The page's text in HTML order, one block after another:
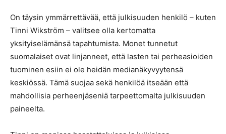
On täysin ymmärrettävää, että julkisuuden henkilö – kuten
Tinni Wikström – valitsee olla kertomatta
yksityiselämänsä tapahtumista. Monet tunnetut
suomalaiset ovat linjanneet, että lasten tai perheasioiden
tuominen esiin ei ole heidän medianäkyvyytensä
keskiössä. Tämä suojaa sekä henkilöä itseään että
mahdollisia perheenjäseniä tarpeettomalta julkisuuden
paineelta.